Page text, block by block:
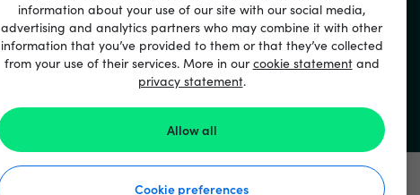
information about your use of our site with our social media,
advertising and analytics partners who may combine it with other
information that you’ve provided to them or that they’ve collected
from your use of their services. More in ourcookie statementand
privacy statement.
Allow all
Cookie preferences